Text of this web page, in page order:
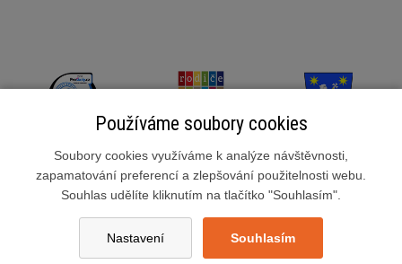
zsslusovice@zsslusovice.cz
Používáme soubory cookies
Soubory cookies využíváme k analýze návštěvnosti,
zapamatování preferencí a zlepšování použitelnosti webu.
Souhlas udělíte kliknutím na tlačítko "Souhlasím".
Nastavení Souhlasím